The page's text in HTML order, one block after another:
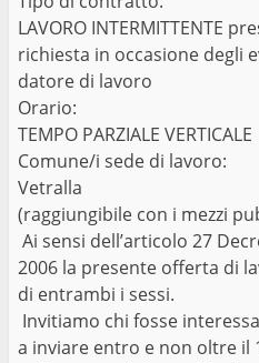
LAVORO INTERMITTENTE
richiesta in occasione degli
datore di lavoro
Orario:
TEMPO PARZIALE VERTICALE
Comune/i sede di lavoro:
Vetralla
(raggiungibile con i mezzi
Ai sensi dell’articolo 27
2006 la presente offerta di
di entrambi i sessi.
Invitiamo chi fosse
a inviare entro e non oltre il